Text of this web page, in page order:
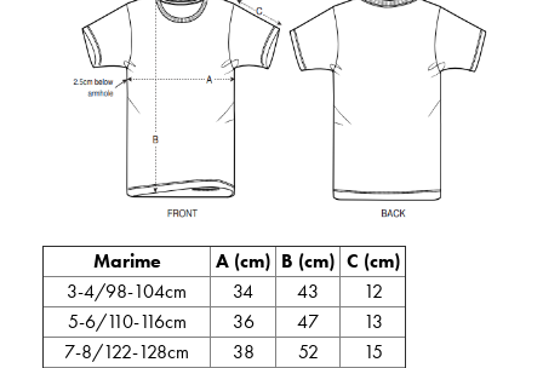
Marime A (cm) B (cm) C (cm)
3-4/98-104cm
34 43
12
5-6/110-116cm
36 47
13
7-8/122-128cm
38 52
15